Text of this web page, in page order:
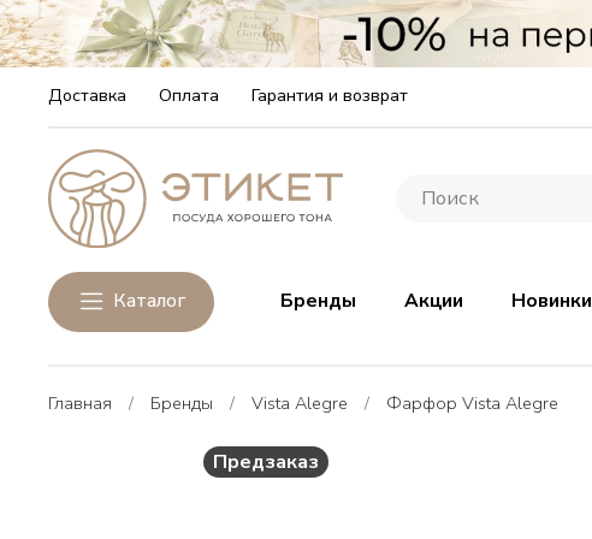
Доставка Оплата Гарантия и возврат
Каталог Бренды Акции Новинки
Главная Бренды Vista Alegre Фарфор Vista Alegre
Предзаказ